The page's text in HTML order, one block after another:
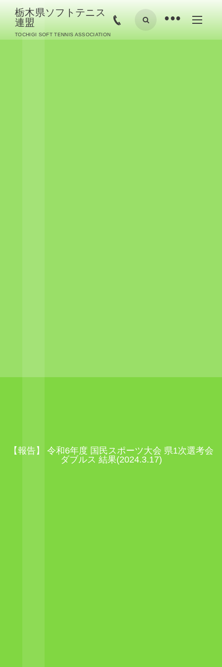
栃木県ソフトテニス
連盟
TOCHIGI SOFT TENNIS ASSOCIATION
•
【報告】 令和6年度 国民スポーツ大会 県1次選考会
ダブルス 結果(2024.3.17)